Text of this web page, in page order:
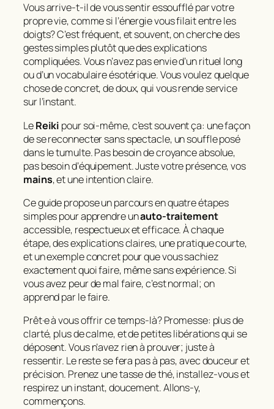
Vous arrive-t-il de vous sentir essoufflé par votre
propre vie, comme si l’énergie vous filait entre les
doigts? C’est fréquent, et souvent, on cherche des
gestes simples plutôt que des explications
compliquées. Vous n’avez pas envie d’un rituel long
ou d’un vocabulaire ésotérique. Vous voulez quelque
chose de concret, de doux, qui vous rende service
sur l’instant.
LeReiki pour soi-même, c’est souvent ça: une façon
de se reconnecter sans spectacle, un souffle posé
dans le tumulte. Pas besoin de croyance absolue,
pas besoin d’équipement. Juste votre présence, vos
mains, et une intention claire.
Ce guide propose un parcours en quatre étapes
simples pour apprendre unauto-traitement
accessible, respectueux et efficace. À chaque
étape, des explications claires, une pratique courte,
et un exemple concret pour que vous sachiez
exactement quoi faire, même sans expérience. Si
vous avez peur de mal faire, c’est normal; on
apprend par le faire.
Prêt·e à vous offrir ce temps-là? Promesse: plus de
clarté, plus de calme, et de petites libérations qui se
déposent. Vous n’avez rien à prouver; juste à
ressentir. Le reste se fera pas à pas, avec douceur et
précision. Prenez une tasse de thé, installez-vous et
respirez un instant, doucement. Allons-y,
commençons.